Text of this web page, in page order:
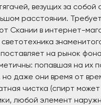
везущих за
расстоянии.
Скании в интернет-
на рынок
попавшая на их
даже они время от
чистка (спирт
любой элемент